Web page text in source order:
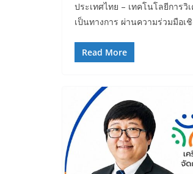
ประเทศไทย – เทคโนโลยีการ
เป็นทางการ ผ่านความร่วมมือเ
Read More